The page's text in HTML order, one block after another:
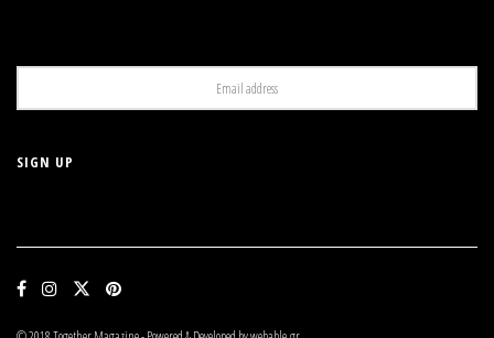
Rushmore (1998), του Wes Anderson
Η ταινία επικεντρώνεται στη ζωή του Max Fisher, ενός
σπουδαιότερα κολλέγια των ΗΠΑ. Ο Max είναι μια ιδιαίτερη
του σχολείου του, ζητά τη βοήθεια ενός εκκεντρικού